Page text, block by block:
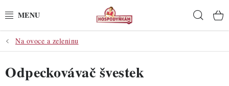
na
POTŘEBY
POMŮCKY
Na ovoce a zeleninu
Odpeckovávač švestek